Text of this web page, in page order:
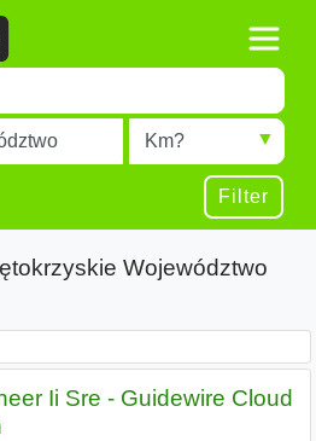
for results.
for results.
Radius
Filter
Województwo
Ii Sre - Guidewire Cloud